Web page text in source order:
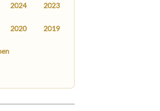
2024 2023
2020 2019